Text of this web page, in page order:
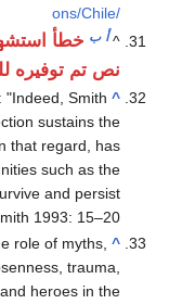
ons/Chile/
^أ ب خطأ
نص تم توفيره
^
"Indeed, Smith
sustains the
that regard, has
such as the
and persist
1993: 15–20)."
^
role of myths,
trauma,
heroes in the